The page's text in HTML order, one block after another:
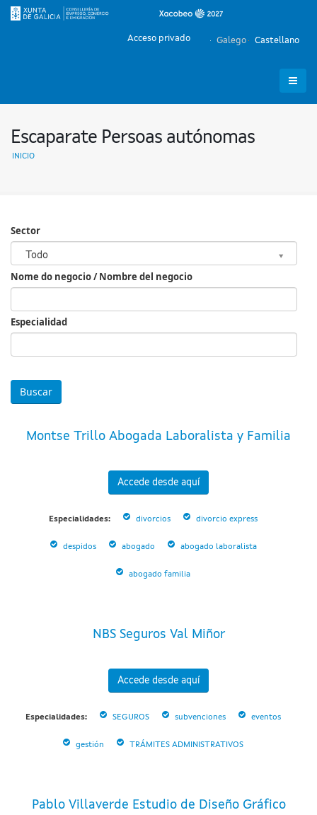
Galego Castellano
Acceso privado
Escaparate Persoas autónomas
INICIO
Sector
Todo
Sector
Nome do negocio / Nombre del negocio
Especialidad
Montse Trillo Abogada Laboralista y Familia
Accede desde aquí
Especialidades: divorcios divorcio express
despidos abogado abogado laboralista
abogado familia
NBS Seguros Val Miñor
Accede desde aquí
Especialidades: SEGUROS subvenciones eventos
gestión TRÁMITES ADMINISTRATIVOS
Pablo Villaverde Estudio de Diseño Gráfico